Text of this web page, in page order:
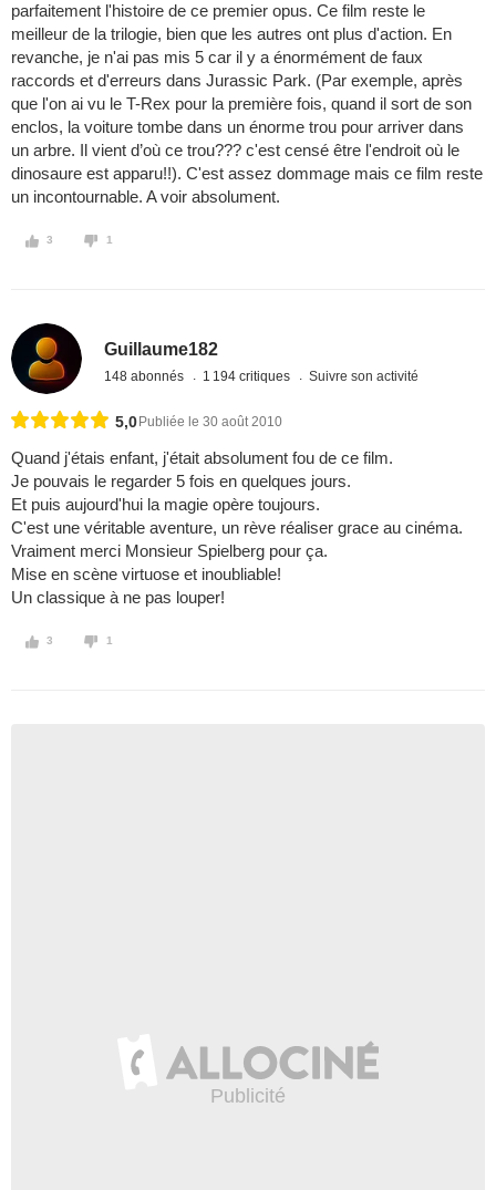
parfaitement l'histoire de ce premier opus. Ce film reste le
meilleur de la trilogie, bien que les autres ont plus d'action. En
revanche, je n'ai pas mis 5 car il y a énormément de faux
raccords et d'erreurs dans Jurassic Park. (Par exemple, après
que l'on ai vu le T-Rex pour la première fois, quand il sort de son
enclos, la voiture tombe dans un énorme trou pour arriver dans
un arbre. Il vient d’où ce trou??? c'est censé être l'endroit où le
dinosaure est apparu!!). C'est assez dommage mais ce film reste
un incontournable. A voir absolument.
3 1
Guillaume182
148 abonnés 1 194 critiques Suivre son activité
5,0 Publiée le 30 août 2010
Quand j'étais enfant, j'était absolument fou de ce film.
Je pouvais le regarder 5 fois en quelques jours.
Et puis aujourd'hui la magie opère toujours.
C'est une véritable aventure, un rève réaliser grace au cinéma.
Vraiment merci Monsieur Spielberg pour ça.
Mise en scène virtuose et inoubliable!
Un classique à ne pas louper!
3 1